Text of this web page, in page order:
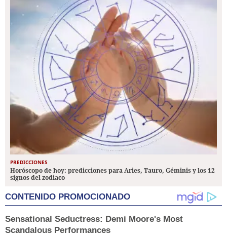
PREDICCIONES
Horóscopo de hoy: predicciones para Aries, Tauro, Géminis y los 12
signos del zodiaco
CONTENIDO PROMOCIONADO
Sensational Seductress: Demi Moore's Most
Scandalous Performances